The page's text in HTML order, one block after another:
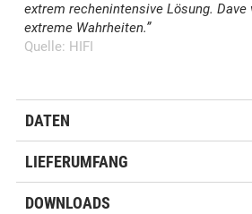
extrem rechenintensive Lösung.
extreme Wahrheiten.”
Quelle: HIFI
DATEN
LIEFERUMFANG
DOWNLOADS